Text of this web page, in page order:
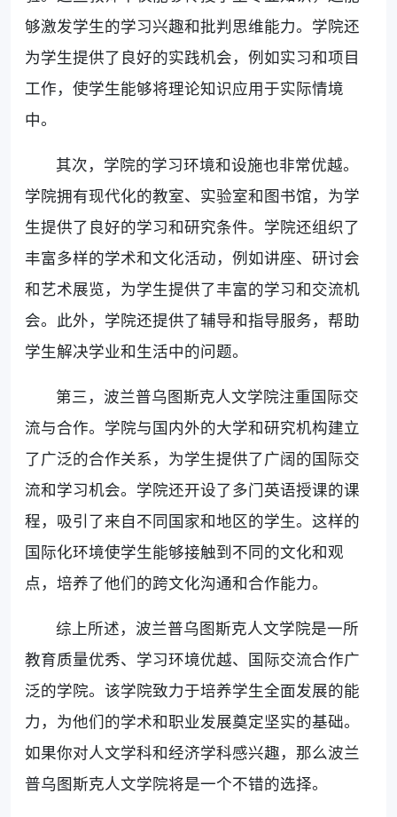
够激发学生的学习兴趣和批判思维能力。学院还
为学生提供了良好的实践机会，例如实习和项目
工作，使学生能够将理论知识应用于实际情境
中。
其次，学院的学习环境和设施也非常优越。
学院拥有现代化的教室、实验室和图书馆，为学
生提供了良好的学习和研究条件。学院还组织了
丰富多样的学术和文化活动，例如讲座、研讨会
和艺术展览，为学生提供了丰富的学习和交流机
会。此外，学院还提供了辅导和指导服务，帮助
学生解决学业和生活中的问题。
第三，波兰普乌图斯克人文学院注重国际交
流与合作。学院与国内外的大学和研究机构建立
了广泛的合作关系，为学生提供了广阔的国际交
流和学习机会。学院还开设了多门英语授课的课
程，吸引了来自不同国家和地区的学生。这样的
国际化环境使学生能够接触到不同的文化和观
点，培养了他们的跨文化沟通和合作能力。
综上所述，波兰普乌图斯克人文学院是一所
教育质量优秀、学习环境优越、国际交流合作广
泛的学院。该学院致力于培养学生全面发展的能
力，为他们的学术和职业发展奠定坚实的基础。
如果你对人文学科和经济学科感兴趣，那么波兰
普乌图斯克人文学院将是一个不错的选择。